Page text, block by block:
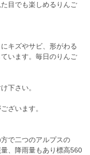
目でも楽しめるりんご
キズやサビ、形がわる
います。毎日のりんご
下さい。
ざいます。
で二つのアルプスの
、降雨量もあり標高560